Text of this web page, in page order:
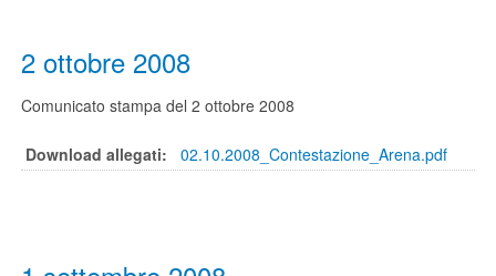
2 ottobre 2008
Comunicato stampa del 2 ottobre 2008
Download allegati: 02.10.2008_Contestazione_Arena.pdf